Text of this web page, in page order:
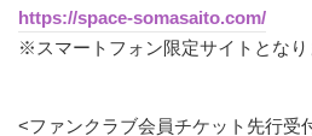
https://space-somasaito.com/
※スマートフォン限定サイトとなり
<ファンクラブ会員チケット先行受